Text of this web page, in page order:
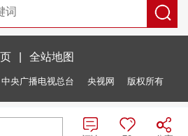
全站地图
中央广播电视总台 央视网 版权所有